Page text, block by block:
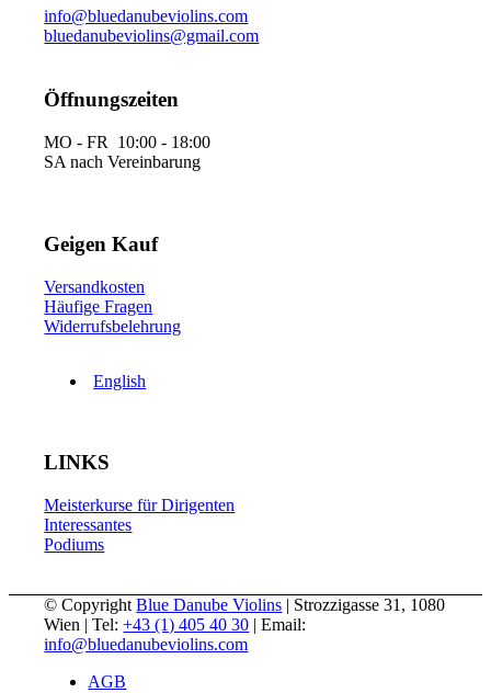
info@bluedanubeviolins.com
bluedanubeviolins@gmail.com
Öffnungszeiten
MO - FR 10:00 - 18:00
SA nach Vereinbarung
Geigen Kauf
Versandkosten
Häufige Fragen
Widerrufsbelehrung
English
LINKS
Meisterkurse für Dirigenten
Interessantes
Podiums
© CopyrightBlue Danube Violins | Strozzigasse 31, 1080
Wien | Tel:+43 (1) 405 40 30 | Email:
info@bluedanubeviolins.com
AGB